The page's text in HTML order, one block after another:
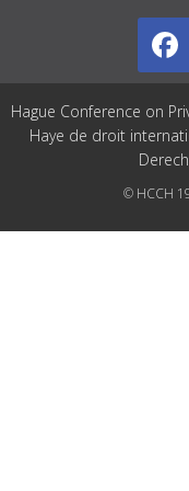
Hague Conference on
Haye de droit
© HCCH